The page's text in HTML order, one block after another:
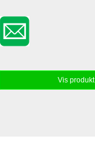
Vis produkt